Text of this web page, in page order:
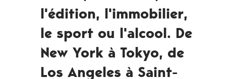
l'édition, l'immobilier,
le sport ou l'alcool. De
New York à Tokyo, de
Los Angeles à Saint-